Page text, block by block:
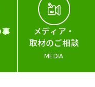
メディア・
取材のご相談
MEDIA